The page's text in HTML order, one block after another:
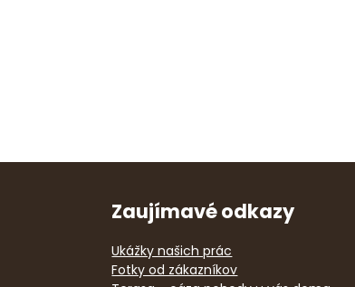
Zaujímavé odkazy
Ukážky našich prác
Fotky od zákazníkov